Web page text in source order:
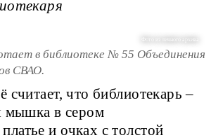
Фото из личного архива
в библиотеке № 55 Объединения
СВАО.
считает, что библиотекарь –
мышка в сером
и очках с толстой